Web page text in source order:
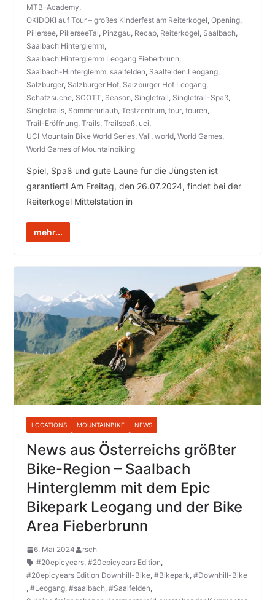
MTB-Academy,
OKIDOKI auf Tour – großes Kinderfest am Reiterkogel, Opening,
Pillersee, PillerseeTal, Pinzgau, Recap, Reiterkogel, Saalbach,
Saalbach Hinterglemm,
Saalbach Hinterglemm Leogang Fieberbrunn,
Saalbach-Hinterglemm, saalfelden, Saalfelden Leogang,
Salzburger, Salzburger Hof, Salzburger Hof Leogang,
Schatzsuche, SCOTT, Season, Singletrail, Singletrail-Spaß,
Singletrails, Sommerurlaub, Testzentrum, tour, touren,
Trail-Eröffnung, Trails, Trailspaß, uci,
UCI Mountain Bike World Series, Vali, world, World Games,
World Games of Mountainbiking
Spiel, Spaß und gute Laune für die Jüngsten ist
garantiert! Am Freitag, den 26.07.2024, findet bei der
Reiterkogel Mittelstation in
mehr...
LOCATIONS MOUNTAINBIKE NEWS
News aus Österreichs größter
Bike-Region – Saalbach
Hinterglemm mit dem Epic
Bikepark Leogang und der Bike
Area Fieberbrunn
6. Mai 2024
rsch
#20epicyears, #20epicyears Edition,
#20epicyears Edition Downhill-Bike, #Bikepark, #Downhill-Bike
, #Leogang, #saalbach, #Saalfelden,